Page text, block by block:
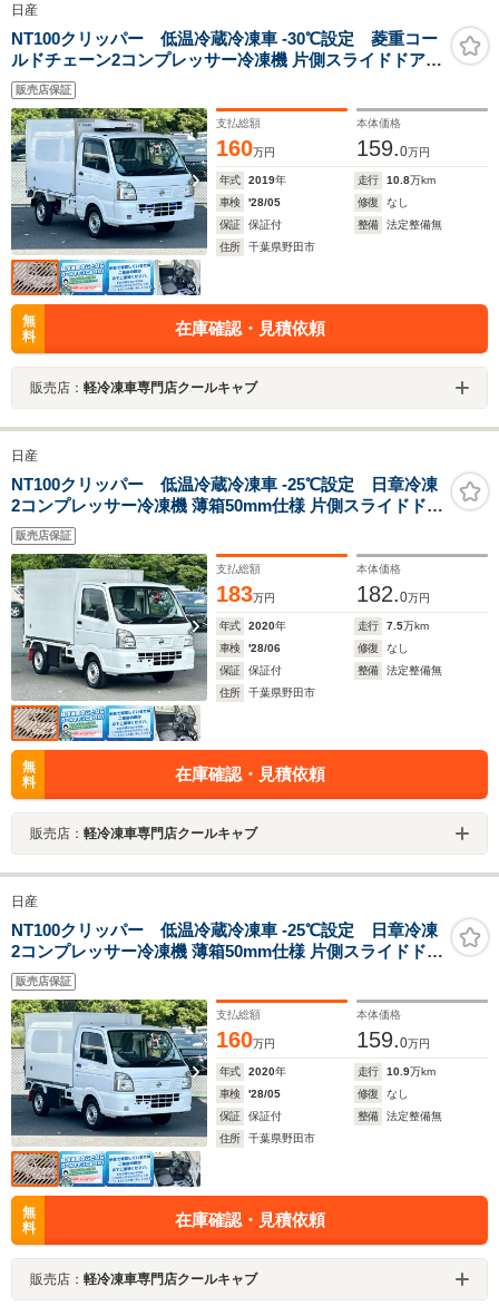
日産
NT100クリッパー 低温冷蔵冷凍車 -30℃設定 菱重コー
ルドチェーン2コンプレッサー冷凍機 片側スライドドア
リヤロックロッド扉 バックカメラ 助手席エアバッグ
ABS 左右90度ストッパー 保冷カーテン 樹脂製スノコ 庫
内ライト 荷箱カギ
販売店保証
支払総額
160万円
本体価格
159.0万円
年式 2019年 走行 10.8万km
車検
'28/05 修復
なし
保証
保証付 整備
法定整備無
住所
千葉県野田市
無
料
在庫確認・見積依頼
販売店： 軽冷凍車専門店クールキャブ
日産
NT100クリッパー 低温冷蔵冷凍車 -25℃設定 日章冷凍
2コンプレッサー冷凍機 薄箱50mm仕様 片側スライドドア
リヤロックロッド扉 助手席エアバッグ ABS 左右90度ス
トッパー 樹脂製スノコ 庫内ライト 荷箱カギ
販売店保証
支払総額
183万円
本体価格
182.0万円
年式 2020年 走行 7.5万km
車検
'28/06 修復
なし
保証
保証付 整備
法定整備無
住所
千葉県野田市
無
料
在庫確認・見積依頼
販売店： 軽冷凍車専門店クールキャブ
日産
NT100クリッパー 低温冷蔵冷凍車 -25℃設定 日章冷凍
2コンプレッサー冷凍機 薄箱50mm仕様 片側スライドドア
リヤロックロッド扉 助手席エアバッグ ABS 左右90度ス
トッパー 樹脂製スノコ 庫内ライト 荷箱カギ
販売店保証
支払総額
160万円
本体価格
159.0万円
年式 2020年 走行 10.9万km
車検
'28/05 修復
なし
保証
保証付 整備
法定整備無
住所
千葉県野田市
無
料
在庫確認・見積依頼
販売店： 軽冷凍車専門店クールキャブ